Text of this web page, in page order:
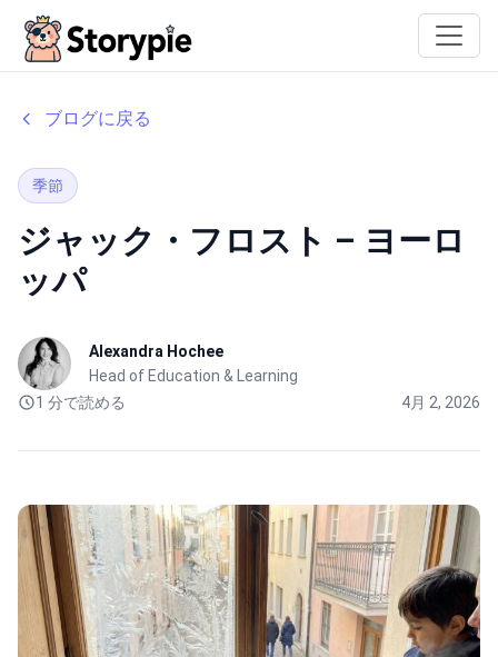
ブログに戻る
季節
ジャック・フロスト – ヨーロ
ッパ
Alexandra Hochee
Head of Education & Learning
1 分で読める
4月 2, 2026